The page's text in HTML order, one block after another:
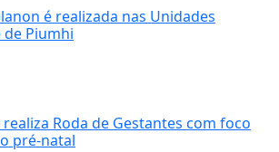
é realizada nas Unidades
de Piumhi
Roda de Gestantes com foco
pré-natal